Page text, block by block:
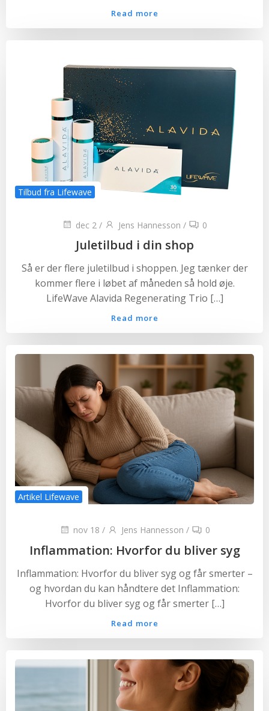
Read more
Tilbud fra Lifewave
dec 2 / Jens Hannesson / 0
Juletilbud i din shop
Så er der flere juletilbud i shoppen. Jeg tænker der
kommer flere i løbet af måneden så hold øje.
LifeWave Alavida Regenerating Trio […]
Read more
Artikel Lifewave
nov 18 / Jens Hannesson / 0
Inflammation: Hvorfor du bliver syg
Inflammation: Hvorfor du bliver syg og får smerter –
og hvordan du kan håndtere det Inflammation:
Hvorfor du bliver syg og får smerter […]
Read more